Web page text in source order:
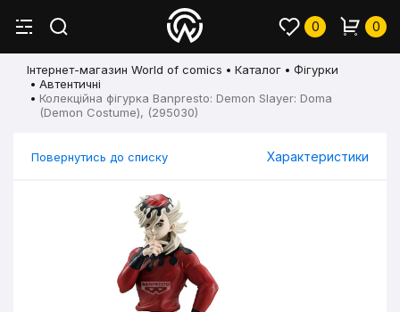
0 0
Інтернет-магазин World of comics Каталог
Фігурки
Автентичні
Колекційна фігурка Banpresto: Demon Slayer: Doma
(Demon Costume), (295030)
Повернутись до списку Характеристики